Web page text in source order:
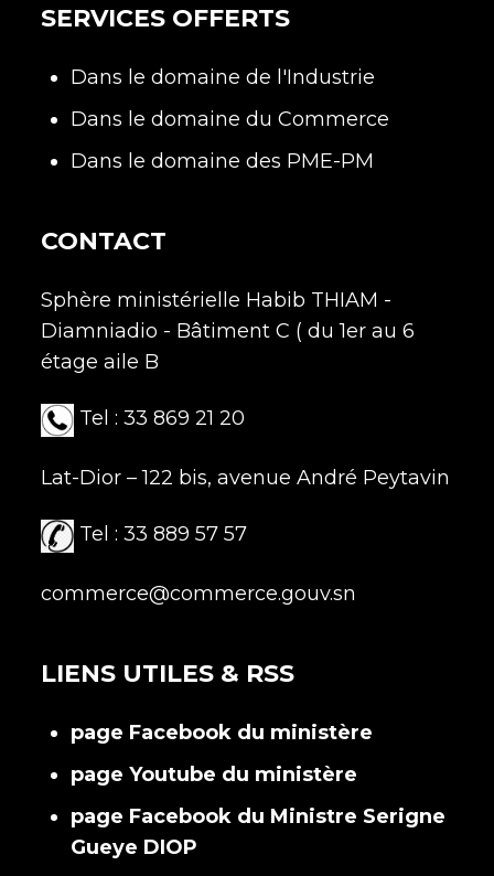
SERVICES OFFERTS
Dans le domaine de l'Industrie
Dans le domaine du Commerce
Dans le domaine des PME-PM
CONTACT
Sphère ministérielle Habib THIAM -
Diamniadio - Bâtiment C ( du 1er au 6
étage aile B
Tel : 33 869 21 20
Lat-Dior – 122 bis, avenue André Peytavin
Tel : 33 889 57 57
commerce@commerce.gouv.sn
LIENS UTILES & RSS
page Facebook du ministère
page Youtube du ministère
page Facebook du Ministre Serigne
Gueye DIOP